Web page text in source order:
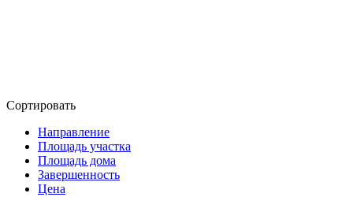
Сортировать
Направление
Площадь участка
Площадь дома
Завершенность
Цена